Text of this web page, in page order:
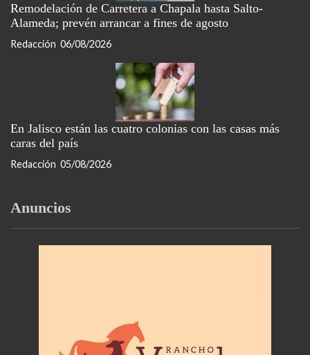
Remodelación de Carretera a Chapala hasta Salto-
Alameda; prevén arrancar a fines de agosto
Redacción 06/08/2026
En Jalisco están las cuatro colonias con las casas más
caras del país
Redacción 05/08/2026
Anuncios